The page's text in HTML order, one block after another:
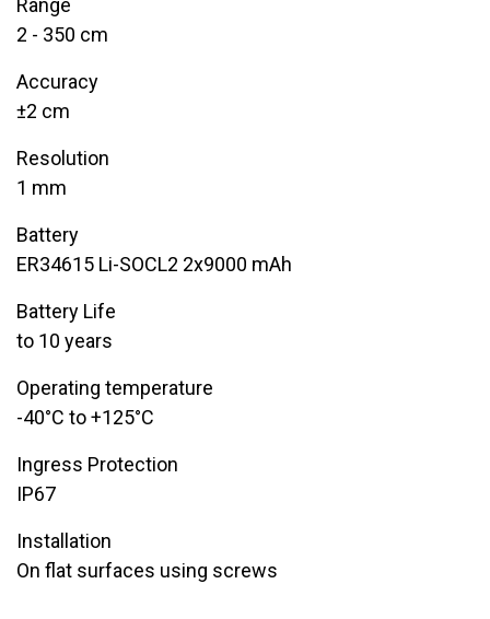
Range
2 - 350 cm
Accuracy
±2 cm
Resolution
1 mm
Battery
ER34615 Li-SOCL2 2x9000 mAh
Battery Life
to 10 years
Operating temperature
-40°C to +125°C
Ingress Protection
IP67
Installation
On flat surfaces using screws